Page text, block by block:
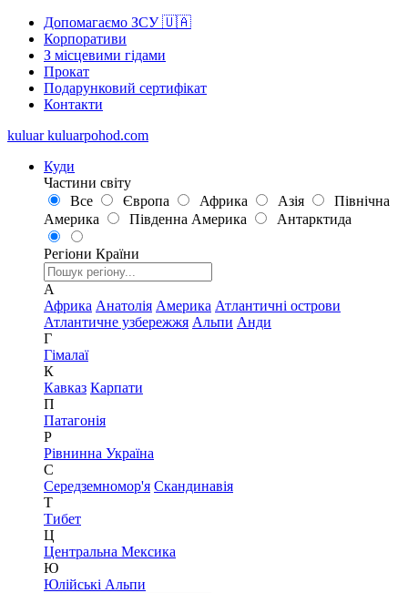
Допомагаємо ЗСУ 🇺🇦
Корпоративи
З місцевими гідами
Прокат
Подарунковий сертифікат
Контакти
kuluar kuluarpohod.com
Куди
Частини світу
Все
Європа Африка Азія
Північна
Америка
Південна Америка Антарктида
Регіони Країни
А
Африка Анатолія Америка Атлантичні острови
Атлантичне узбережжя Альпи Анди
Г
Гімалаї
К
Кавказ Карпати
П
Патагонія
Р
Рівнинна Україна
С
Середземномор'я Скандинавія
Т
Тибет
Ц
Центральна Мексика
Ю
Юлійські Альпи